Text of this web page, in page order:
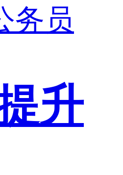
务员
升